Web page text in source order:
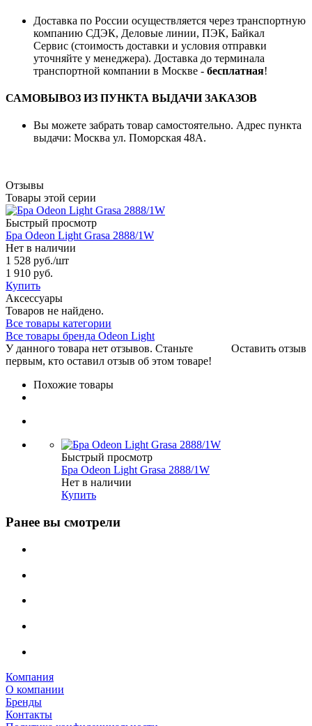
Доставка по России осуществляется через транспортную
компанию СДЭК, Деловые линии, ПЭК, Байкал
Сервис (стоимость доставки и условия отправки
уточняйте у менеджера). Доставка до терминала
транспортной компании в Москве - бесплатная!
САМОВЫВОЗ ИЗ ПУНКТА ВЫДАЧИ ЗАКАЗОВ
Вы можете забрать товар самостоятельно. Адрес пункта
выдачи: Москва ул. Поморская 48А.
Отзывы
Товары этой серии
Быстрый просмотр
Бра Odeon Light Grasa 2888/1W
Нет в наличии
1 528 руб./шт
1 910 руб.
Купить
Аксессуары
Товаров не найдено.
Все товары категории
Все товары бренда Odeon Light
Оставить отзыв
У данного товара нет отзывов. Станьте
первым, кто оставил отзыв об этом товаре!
Похожие товары
Быстрый просмотр
Бра Odeon Light Grasa 2888/1W
Нет в наличии
Купить
Ранее вы смотрели
Компания
О компании
Бренды
Контакты